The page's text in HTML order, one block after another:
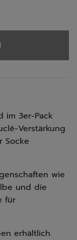
im 3er-Pack
Verstärkung
Socke
wie
und die
für
erhältlich.